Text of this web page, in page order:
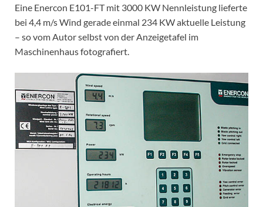
Eine Enercon E101-FT mit 3000 KW Nennleistung lieferte
bei 4,4 m/s Wind gerade einmal 234 KW aktuelle Leistung
– so vom Autor selbst von der Anzeigetafel im
Maschinenhaus fotografiert.